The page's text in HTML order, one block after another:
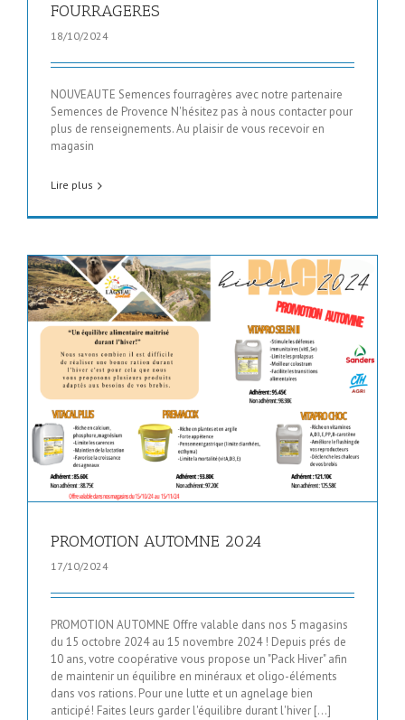
FOURRAGERES
18/10/2024
NOUVEAUTE Semences fourragères avec notre partenaire
Semences de Provence N'hésitez pas à nous contacter pour
plus de renseignements. Au plaisir de vous recevoir en
magasin
Lire plus
PROMOTION AUTOMNE 2024
17/10/2024
PROMOTION AUTOMNE Offre valable dans nos 5 magasins
du 15 octobre 2024 au 15 novembre 2024 ! Depuis prés de
10 ans, votre coopérative vous propose un "Pack Hiver" afin
de maintenir un équilibre en minéraux et oligo-éléments
dans vos rations. Pour une lutte et un agnelage bien
anticipé! Faites leurs garder l'équilibre durant l'hiver [...]